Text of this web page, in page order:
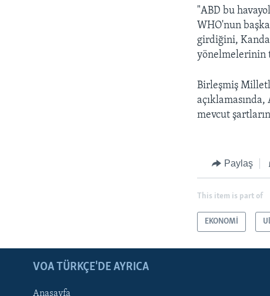
BIZI TAKIP EDIN
"ABD bu
WHO'nun
girdiğini,
yönelmelerinin
Birleşmiş
mevcut
Paylaş
This item is part of
EKONOMİ
VOA TÜRKÇE'DE AYRICA
Anasayfa